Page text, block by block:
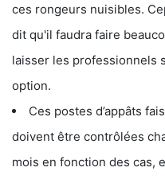
ces rongeurs nuisibles.
dit qu'il faudra faire
laisser les professionnels
option.
Ces postes d’appâts
doivent être contrôlées
mois en fonction des cas,